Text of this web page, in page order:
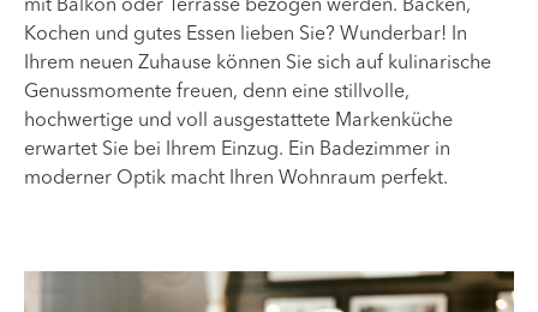
mit Balkon oder Terrasse bezogen werden. Backen,
Kochen und gutes Essen lieben Sie? Wunderbar! In
Ihrem neuen Zuhause können Sie sich auf kulinarische
Genussmomente freuen, denn eine stillvolle,
hochwertige und voll ausgestattete Markenküche
erwartet Sie bei Ihrem Einzug. Ein Badezimmer in
moderner Optik macht Ihren Wohnraum perfekt.